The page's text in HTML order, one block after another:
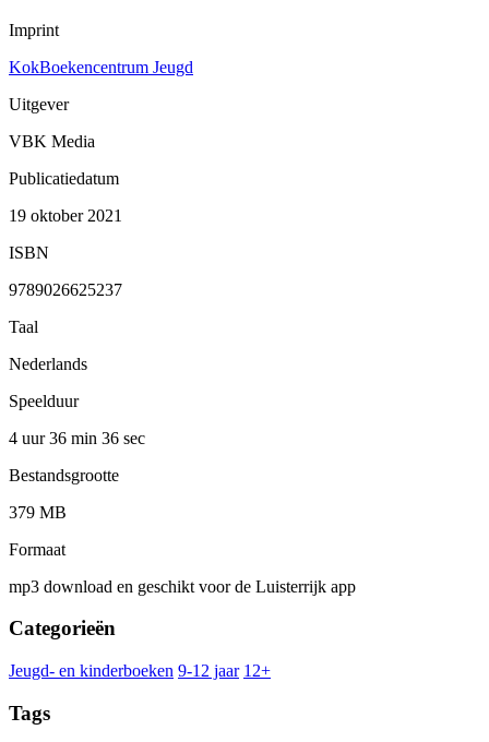
Imprint
KokBoekencentrum Jeugd
Uitgever
VBK Media
Publicatiedatum
19 oktober 2021
ISBN
9789026625237
Taal
Nederlands
Speelduur
4 uur 36 min 36 sec
Bestandsgrootte
379 MB
Formaat
mp3 download en geschikt voor de Luisterrijk app
Categorieën
Jeugd- en kinderboeken 9-12 jaar 12+
Tags